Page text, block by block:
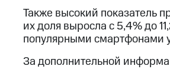
Также высокий показатель
их доля выросла с 5,4% до
популярными смартфонами
За дополнительной